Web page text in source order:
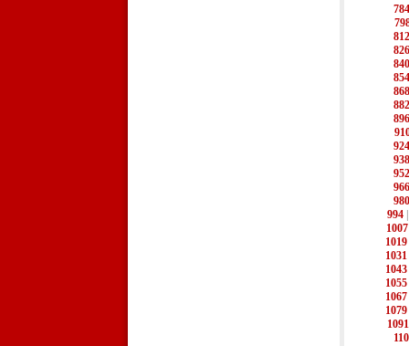
784
812
826
840
854
868
882
896
924
938
952
966
980
994
1007
1019
1031
1043
1055
1067
1079
1091